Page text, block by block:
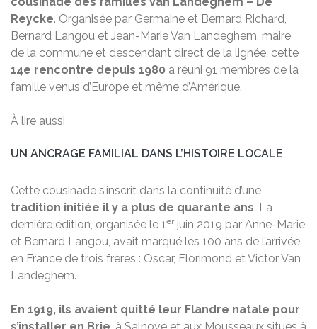
Reycke. Organisée par Germaine et Bernard Richard,
Bernard Langou et Jean-Marie Van Landeghem, maire
de la commune et descendant direct de la lignée, cette
14e rencontre depuis 1980 a réuni 91 membres de la
famille venus d’Europe et même d’Amérique.
À lire aussi
UN ANCRAGE FAMILIAL DANS L’HISTOIRE LOCALE
Cette cousinade s’inscrit dans la continuité d’une
tradition initiée il y a plus de quarante ans. La
dernière édition, organisée le 1er juin 2019 par Anne-Marie
et Bernard Langou, avait marqué les 100 ans de l’arrivée
en France de trois frères : Oscar, Florimond et Victor Van
Landeghem.
En 1919, ils avaient quitté leur Flandre natale pour